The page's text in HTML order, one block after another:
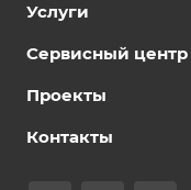
Услуги
Сервисный центр
Проекты
Контакты